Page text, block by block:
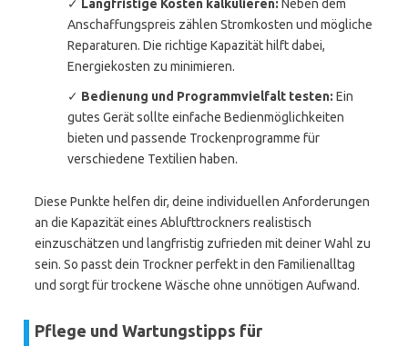
✓ Langfristige Kosten kalkulieren: Neben dem
Anschaffungspreis zählen Stromkosten und mögliche
Reparaturen. Die richtige Kapazität hilft dabei,
Energiekosten zu minimieren.
✓ Bedienung und Programmvielfalt testen: Ein
gutes Gerät sollte einfache Bedienmöglichkeiten
bieten und passende Trockenprogramme für
verschiedene Textilien haben.
Diese Punkte helfen dir, deine individuellen Anforderungen
an die Kapazität eines Ablufttrockners realistisch
einzuschätzen und langfristig zufrieden mit deiner Wahl zu
sein. So passt dein Trockner perfekt in den Familienalltag
und sorgt für trockene Wäsche ohne unnötigen Aufwand.
Pflege und Wartungstipps für